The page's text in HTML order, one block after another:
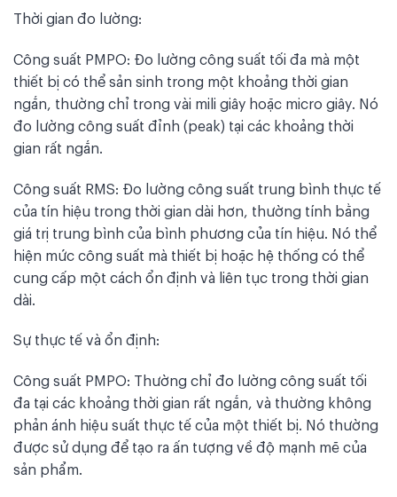
Thời gian đo lường:
Công suất PMPO: Đo lường công suất tối đa mà một
thiết bị có thể sản sinh trong một khoảng thời gian
ngắn, thường chỉ trong vài mili giây hoặc micro giây. Nó
đo lường công suất đỉnh (peak) tại các khoảng thời
gian rất ngắn.
Công suất RMS: Đo lường công suất trung bình thực tế
của tín hiệu trong thời gian dài hơn, thường tính bằng
giá trị trung bình của bình phương của tín hiệu. Nó thể
hiện mức công suất mà thiết bị hoặc hệ thống có thể
cung cấp một cách ổn định và liên tục trong thời gian
dài.
Sự thực tế và ổn định:
Công suất PMPO: Thường chỉ đo lường công suất tối
đa tại các khoảng thời gian rất ngắn, và thường không
phản ánh hiệu suất thực tế của một thiết bị. Nó thường
được sử dụng để tạo ra ấn tượng về độ mạnh mẽ của
sản phẩm.